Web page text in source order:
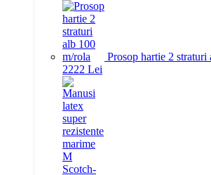
Prosop hartie 2 straturi
2222 Lei